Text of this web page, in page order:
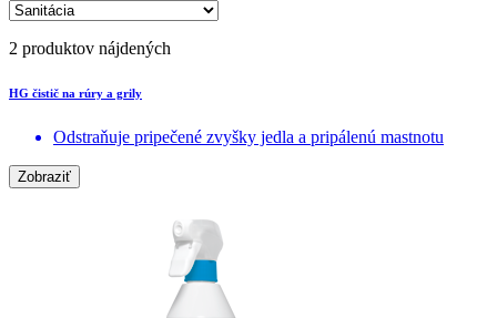
2 produktov nájdených
HG čistič na rúry a grily
Odstraňuje pripečené zvyšky jedla a pripálenú mastnotu
Zobraziť